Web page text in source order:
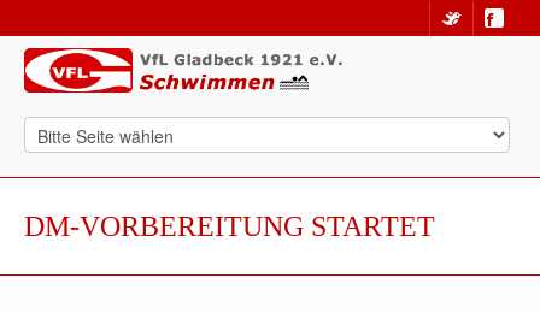
DM-VORBEREITUNG STARTET